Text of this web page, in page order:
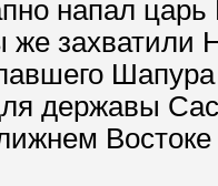
напал
захватили
державы